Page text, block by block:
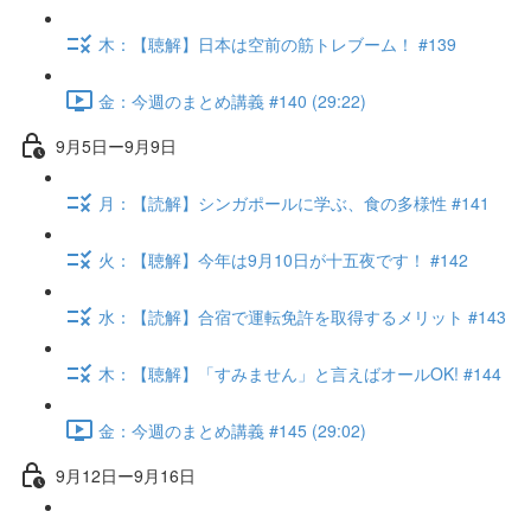
木：【聴解】日本は空前の筋トレブーム！ #139
金：今週のまとめ講義 #140 (29:22)
9月5日ー9月9日
月：【読解】シンガポールに学ぶ、食の多様性 #141
火：【聴解】今年は9月10日が十五夜です！ #142
水：【読解】合宿で運転免許を取得するメリット #143
木：【聴解】「すみません」と言えばオールOK! #144
金：今週のまとめ講義 #145 (29:02)
9月12日ー9月16日